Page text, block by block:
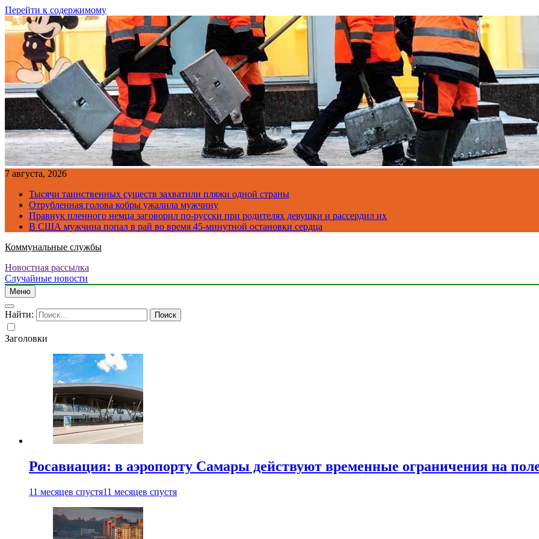
Перейти к содержимому
7 августа, 2026
Тысячи таинственных существ захватили пляжи одной страны
Отрубленная голова кобры ужалила мужчину
Правнук пленного немца заговорил по-русски при родителях девушки и рассердил их
В США мужчина попал в рай во время 45-минутной остановки сердца
Коммунальные службы
Новостная рассылка
Случайные новости
Меню
Найти:
Заголовки
Росавиация: в аэропорту Самары действуют временные ограничения на
11 месяцев спустя11 месяцев спустя